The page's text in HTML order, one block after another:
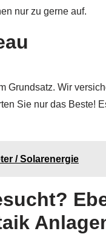
nur zu gerne auf.
Grundsatz. Wir
Sie nur das Beste!
/ Solarenergie